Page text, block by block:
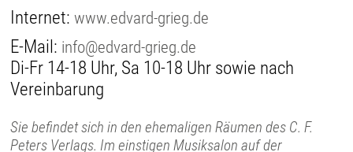
Internet:www.edvard-grieg.de
E-Mail: info@edvard-grieg.de
Di-Fr 14-18 Uhr, Sa 10-18 Uhr sowie nach
Vereinbarung
Sie befindet sich in den ehemaligen Räumen des C. F.
Peters Verlags. Im einstigen Musiksalon auf der